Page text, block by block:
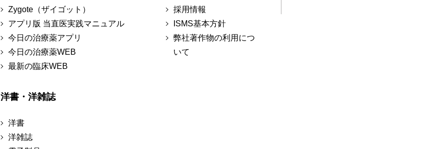
Zygote（ザイゴット）
アプリ版 当直医実践マニュアル
今日の治療薬アプリ
今日の治療薬WEB
最新の臨床WEB
洋書・洋雑誌
洋書
洋雑誌
採用情報
ISMS基本方針
弊社著作物の利用につ
いて